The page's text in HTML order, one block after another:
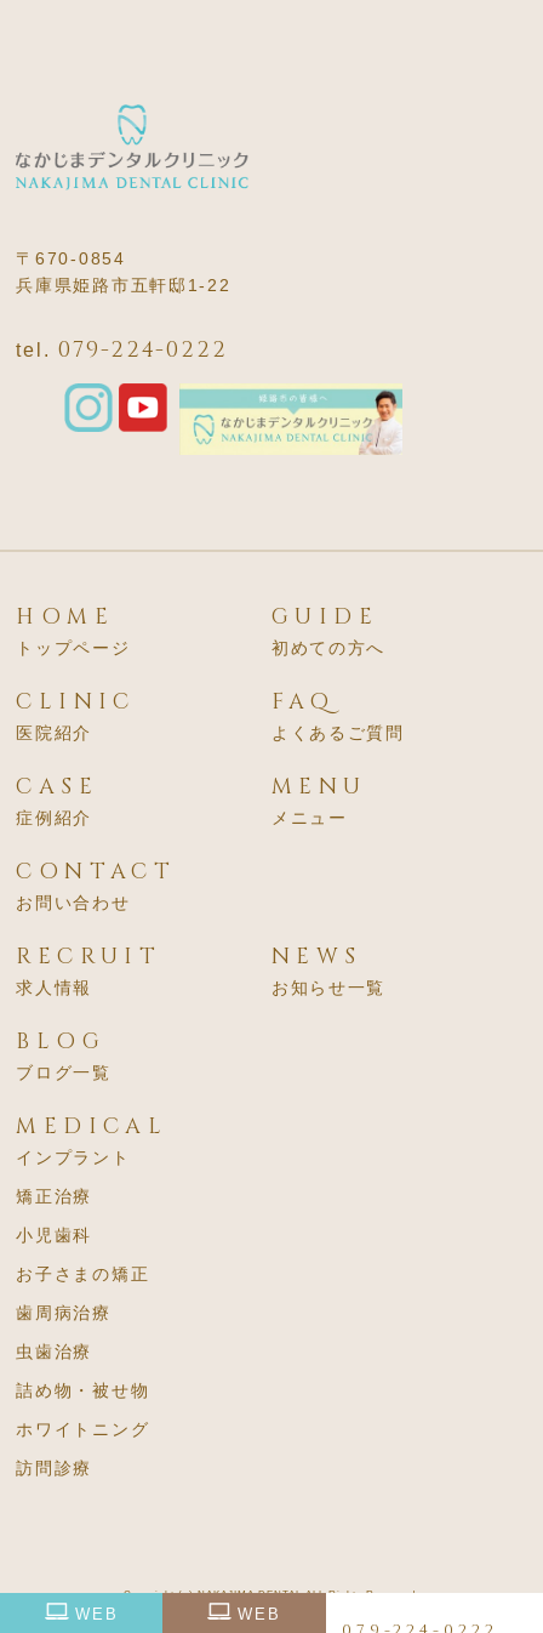
WEB WEB
〒670-0854
兵庫県姫路市五軒邸1-22
tel. 079-224-0222
HOME
トップページ
CLINIC
医院紹介
CASE
症例紹介
CONTACT
お問い合わせ
GUIDE
初めての方へ
FAQ
よくあるご質問
MENU
メニュー
RECRUIT
求人情報
NEWS
お知らせ一覧
BLOG
ブログ一覧
MEDICAL
インプラント
矯正治療
小児歯科
お子さまの矯正
歯周病治療
虫歯治療
詰め物・被せ物
ホワイトニング
訪問診療
Copyright (c) NAKAJIMA DENTALALL Rights Reserved.